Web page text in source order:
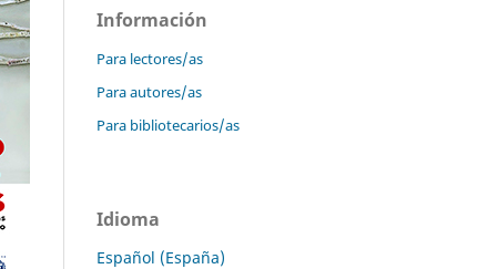
Información
Para lectores/as
Para autores/as
Para bibliotecarios/as
Idioma
Español (España)